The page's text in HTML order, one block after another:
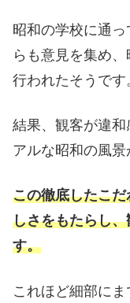
昭和の学校に通
らも意見を集め
行われたそうです
結果、観客が違
アルな昭和の風景
この徹底したこ
しさをもたらし
す。
これほど細部に